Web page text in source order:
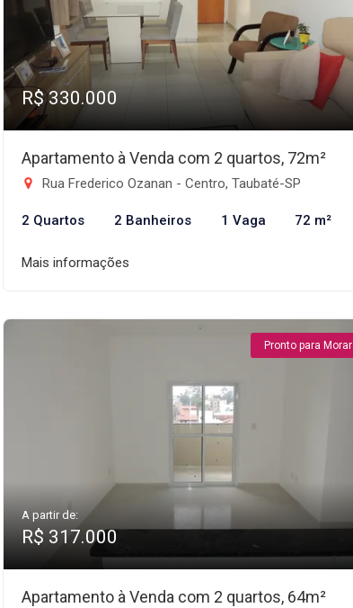
R$ 330.000
Apartamento à Venda com 2 quartos, 72m²
Rua Frederico Ozanan - Centro, Taubaté-SP
2 Quartos 2 Banheiros 1 Vaga 72 m²
Mais informações
Pronto para Morar
A partir de:
R$ 317.000
Apartamento à Venda com 2 quartos, 64m²